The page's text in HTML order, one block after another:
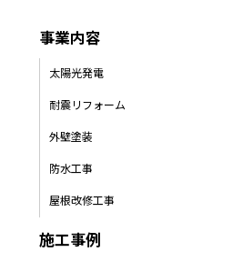
事業内容
太陽光発電
耐震リフォーム
外壁塗装
防水工事
屋根改修工事
施工事例